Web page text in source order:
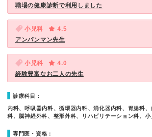
職場の健康診断で利用しました
小児科
4.5
アンパンマン先生
小児科
4.0
経験豊富なお二人の先生
診療科目：
内科、呼吸器内科、循環器内科、消化器内科、胃腸科
科、脳神経外科、整形外科、リハビリテーション科、
専門医・資格：